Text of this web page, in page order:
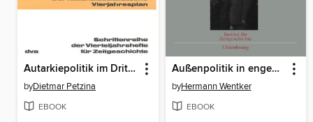
Autarkiepolitik im Dritten Reich
byDietmar Petzina
EBOOK
Außenpolitik in engen Grenzen
byHermann Wentker
EBOOK